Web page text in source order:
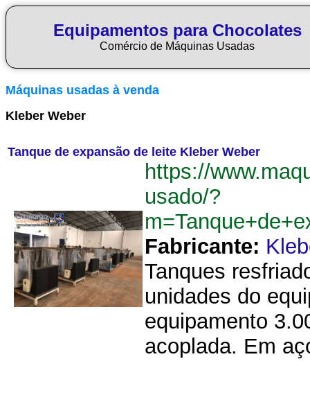
Equipamentos para Chocolates
Comércio de Máquinas Usadas
Máquinas usadas à venda
Kleber Weber
Tanque de expansão de leite Kleber Weber
https://
usado/?
Fabricante:
Tanques
unidades do
equipamento
acoplada. Em